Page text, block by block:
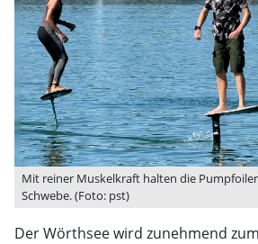
Mit reiner Muskelkraft halten die
Schwebe. (Foto: pst)
Der Wörthsee wird zunehmend